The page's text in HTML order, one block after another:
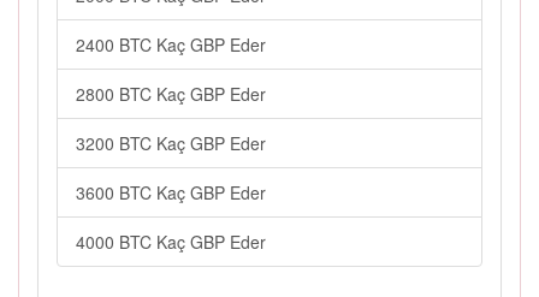
2400 BTC Kaç GBP Eder
2800 BTC Kaç GBP Eder
3200 BTC Kaç GBP Eder
3600 BTC Kaç GBP Eder
4000 BTC Kaç GBP Eder